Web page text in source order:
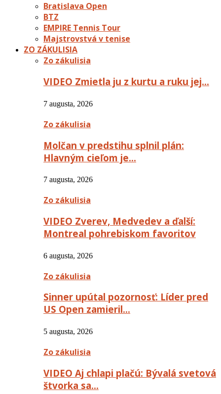
Bratislava Open
BTZ
EMPIRE Tennis Tour
Majstrovstvá v tenise
ZO ZÁKULISIA
Zo zákulisia
VIDEO Zmietla ju z kurtu a ruku jej…
7 augusta, 2026
Zo zákulisia
Molčan v predstihu splnil plán:
Hlavným cieľom je…
7 augusta, 2026
Zo zákulisia
VIDEO Zverev, Medvedev a ďalší:
Montreal pohrebiskom favoritov
6 augusta, 2026
Zo zákulisia
Sinner upútal pozornosť: Líder pred
US Open zamieril…
5 augusta, 2026
Zo zákulisia
VIDEO Aj chlapi plačú: Bývalá svetová
štvorka sa…